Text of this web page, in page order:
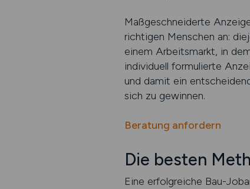
Maßgeschneiderte
richtigen Menschen an:
einem Arbeitsmarkt, in
individuell formulierte
und damit ein
sich zu gewinnen.
Beratung anfordern
Die besten
Eine erfolgreiche Bau-